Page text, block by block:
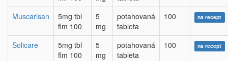
Muscarisan
5mg tbl
flm 100
5
mg
potahovaná
tableta
100 na recept
Solicare
5mg tbl
flm 100
5
mg
potahovaná
tableta
100 na recept